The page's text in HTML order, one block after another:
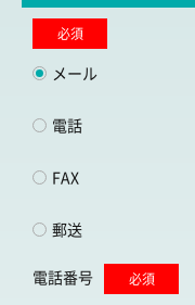
必須
メール
電話
FAX
郵送
電話番号 必須